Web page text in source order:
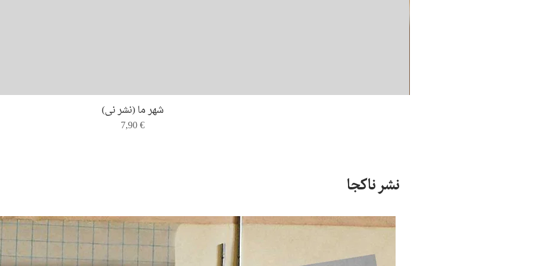
Quick View
شهر ما (نشر نی)
Price
7,90 €
نشر ناکجا